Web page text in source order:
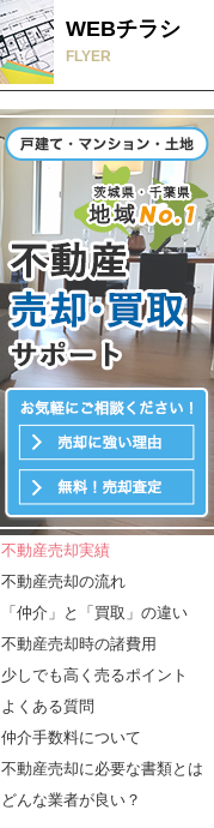
WEBチラシ
FLYER
不動産売却実績
不動産売却の流れ
「仲介」と「買取」の違い
不動産売却時の諸費用
少しでも高く売るポイント
よくある質問
仲介手数料について
不動産売却に必要な書類とは
どんな業者が良い？